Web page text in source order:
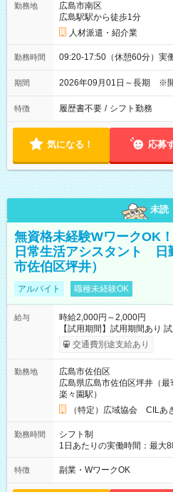
勤務地
広島市南区
広島駅駅から徒歩1分
人材派遣・紹介業
勤務時間 09:20-17:50（休憩60分）実
期間 2026年09月01日～長期 ※
特徴 履歴書不要 / シフト勤務
気になる！ 応募
未読
無資格未経験WワークOK
日常生活アシスタント 日
市佐伯区坪井）
アルバイト 職種未経験OK
給与
時給2,000円～2,000円
【試用期間】試用期間あり
給与は本採用時と同じです。
交通費別途支給あり
勤務地
広島市佐伯区
広島県広島市佐伯区坪井（
楽々園駅）
（特定）広域協会 CILあ
勤務時間
シフト制
1日あたりの実働時間：最大
勤）・8時～18時 （実働時
あたりの給与 2万円）
特徴 副業・WワークOK